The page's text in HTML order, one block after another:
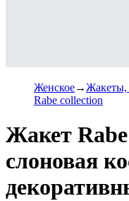
Женское
Rabe collection
Жакет
слоновая